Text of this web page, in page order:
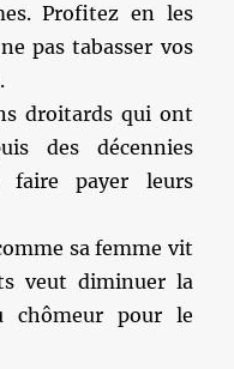
Profitez en les
pas tabasser vos
droitards qui ont
des décennies
faire payer leurs
sa femme vit
veut diminuer la
chômeur pour le